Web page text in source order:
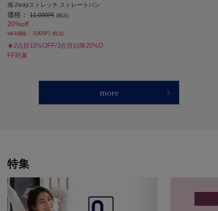
感 2wayストレッチ ストレートパン
ツ フルレン 上下ウォッシャブル ス
トレッチ 冷感 春夏【レディース】
価格： 11,000円 (税込)
20%off
WEB価格： 8,800円 (税込)
★2点目10%OFF/3点目以降20%O
FF対象
more
特集